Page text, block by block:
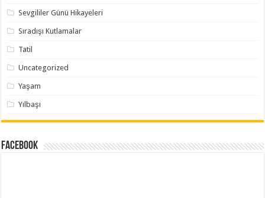
Sevgililer Günü Hikayeleri
Sıradışı Kutlamalar
Tatil
Uncategorized
Yaşam
Yılbaşı
Facebook